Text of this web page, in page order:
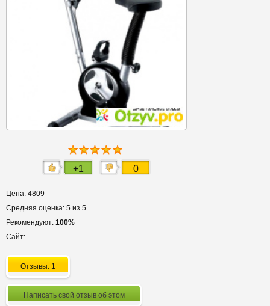
+1 0
Цена: 4809
Средняя оценка: 5 из 5
Рекомендуют: 100%
Сайт:
Отзывы: 1
Написать свой отзыв об этом